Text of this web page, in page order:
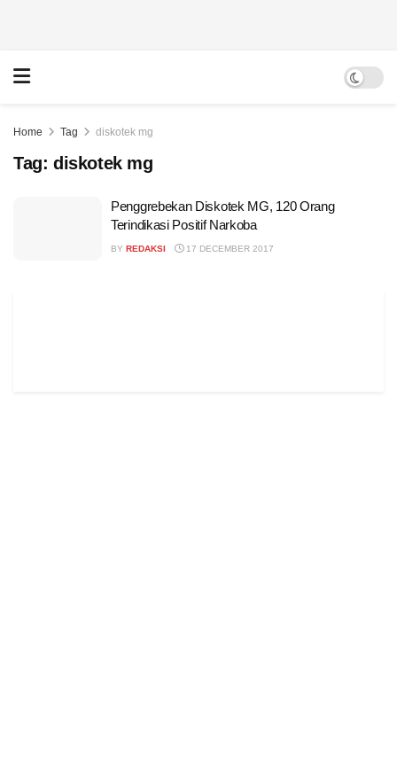
Home Tag diskotek mg
Tag: diskotek mg
Penggrebekan Diskotek MG, 120 Orang
Terindikasi Positif Narkoba
BY REDAKSI 17 DECEMBER 2017